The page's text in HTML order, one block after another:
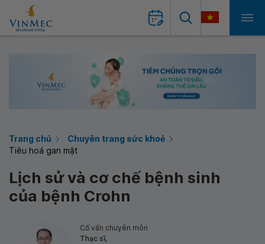
Trang chủ
Chuyên trang sức khoẻ
Tiêu hoá gan mật
Lịch sử và cơ chế bệnh sinh
của bệnh Crohn
Cố vấn chuyên môn
Thạc sĩ,